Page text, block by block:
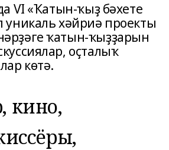
VI «Ҡатын-ҡыҙ бәхете
уникаль хәйриә проекты
ҡатын-ҡыҙҙарын
оҫталыҡ
көтә.
кино,